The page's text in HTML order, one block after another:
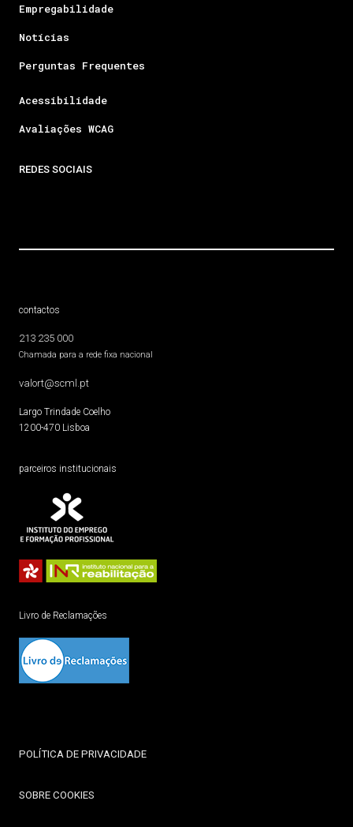
Empregabilidade
Notícias
Perguntas Frequentes
Acessibilidade
Avaliações WCAG
REDES SOCIAIS
contactos
213 235 000
Chamada para a rede fixa nacional
valort@scml.pt
Largo Trindade Coelho
1200-470 Lisboa
parceiros institucionais
Livro de Reclamações
POLÍTICA DE PRIVACIDADE
SOBRE COOKIES